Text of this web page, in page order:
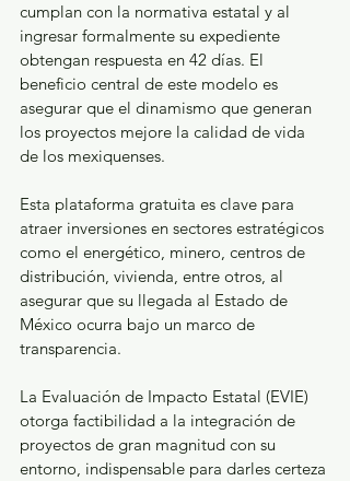
cumplan con la normativa estatal y al
ingresar formalmente su expediente
obtengan respuesta en 42 días. El
beneficio central de este modelo es
asegurar que el dinamismo que generan
los proyectos mejore la calidad de vida
de los mexiquenses.
Esta plataforma gratuita es clave para
atraer inversiones en sectores estratégicos
como el energético, minero, centros de
distribución, vivienda, entre otros, al
asegurar que su llegada al Estado de
México ocurra bajo un marco de
transparencia.
La Evaluación de Impacto Estatal (EVIE)
otorga factibilidad a la integración de
proyectos de gran magnitud con su
entorno, indispensable para darles certeza